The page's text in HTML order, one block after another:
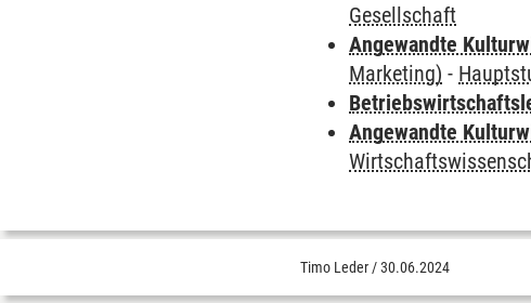
Gesellschaft
Angewandte
Marketing) -
Angewandte
Timo Leder /30.06.2024